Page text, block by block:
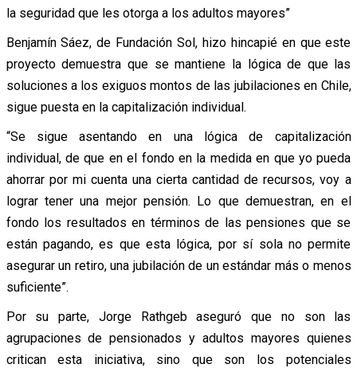
la seguridad que les otorga a los adultos mayores”
Benjamín Sáez, de Fundación Sol, hizo hincapié en que este
proyecto demuestra que se mantiene la lógica de que las
soluciones a los exiguos montos de las jubilaciones en Chile,
sigue puesta en la capitalización individual.
“Se sigue asentando en una lógica de capitalización
individual, de que en el fondo en la medida en que yo pueda
ahorrar por mi cuenta una cierta cantidad de recursos, voy a
lograr tener una mejor pensión. Lo que demuestran, en el
fondo los resultados en términos de las pensiones que se
están pagando, es que esta lógica, por sí sola no permite
asegurar un retiro, una jubilación de un estándar más o menos
suficiente”.
Por su parte, Jorge Rathgeb aseguró que no son las
agrupaciones de pensionados y adultos mayores quienes
critican esta iniciativa, sino que son los potenciales